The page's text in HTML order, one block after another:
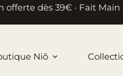
offerte dès 39€ · Fait Main
Niõ